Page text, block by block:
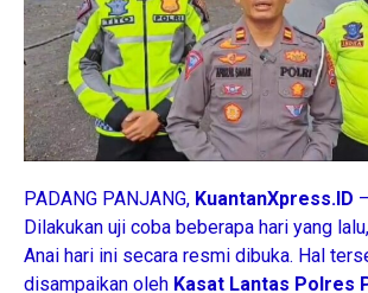
PADANG PANJANG, KuantanXpress.ID
Dilakukan uji coba beberapa hari yang
Anai hari ini secara resmi dibuka. Hal
disampaikan oleh Kasat Lantas Polres